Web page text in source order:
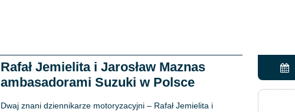
Rafał Jemielita i Jarosław Maznas
ambasadorami Suzuki w Polsce
Dwaj znani dziennikarze motoryzacyjni – Rafał Jemielita i